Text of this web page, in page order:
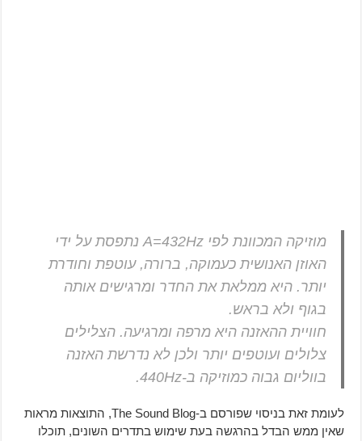
מוזיקה המכוונת לפי A=432Hz נתפסת על ידי
האוזן האנושית כעמוקה, ברורה, עוטפת וחודרת
יותר. היא ממלאת את החדר ומרגישים אותה
בגוף ולא בראש.
חוויית ההאזנה היא מרפה ומרגיעה. הצלילים
צלולים ועוטפים יותר ולכן לא נדרשת האזנה
בווליום גבוה כמוזיקה ב-440Hz.
לעומת זאת בניסוי שפורסם ב-The Sound Blog, התוצאות מראות
שאין ממש הבדל בהרגשה בעת שימוש בתדרים השונים, תוכלו